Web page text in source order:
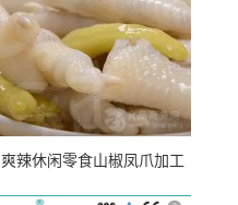
爽辣休闲零食山椒凤爪加工